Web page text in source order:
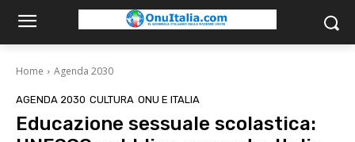
Home Agenda 2030
AGENDA 2030 CULTURA ONU E ITALIA
Educazione sessuale scolastica: